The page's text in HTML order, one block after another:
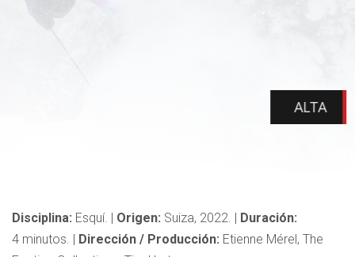
ALTA
Disciplina: Esquí. | Origen: Suiza, 2022. | Duración:
4 minutos. | Dirección / Producción: Etienne Mérel, The